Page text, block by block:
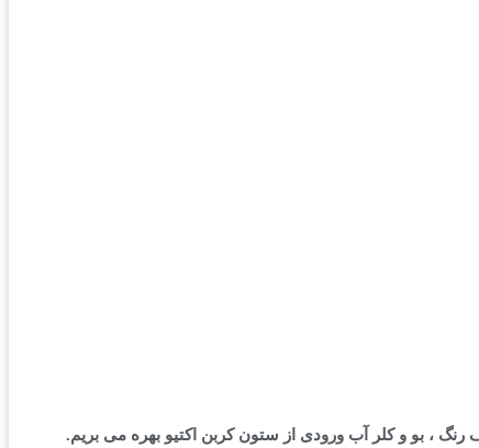
، بو و کلر آب ورودی از ستون کربن اکتیو بهره می بریم.